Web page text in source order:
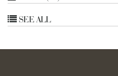
SEE ALL